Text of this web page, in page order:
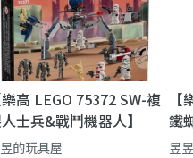
樂高 LEGO 75372 SW-複
士兵&戰鬥機器人】
的玩具屋
鐵
昱